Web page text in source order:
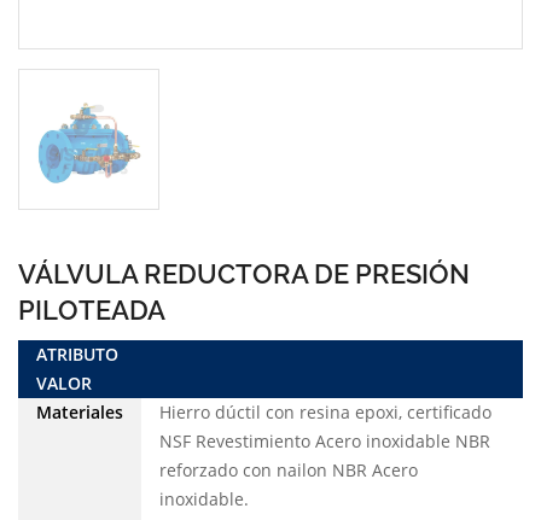
VÁLVULA REDUCTORA DE PRESIÓN
PILOTEADA
ATRIBUTO
VALOR
Materiales
Hierro dúctil con resina epoxi, certificado
NSF Revestimiento Acero inoxidable NBR
reforzado con nailon NBR Acero
inoxidable.